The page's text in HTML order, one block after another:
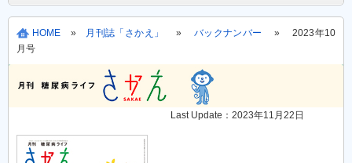
HOME » 月刊誌「さかえ」 »バックナンバー
» 2023年10
月号
Last Update：2023年11月22日